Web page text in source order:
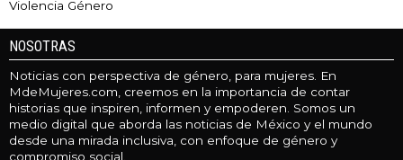
Violencia Género
NOSOTRAS
Noticias con perspectiva de género, para mujeres. En
MdeMujeres.com, creemos en la importancia de contar
historias que inspiren, informen y empoderen. Somos un
medio digital que aborda las noticias de México y el mundo
desde una mirada inclusiva, con enfoque de género y
compromiso social.